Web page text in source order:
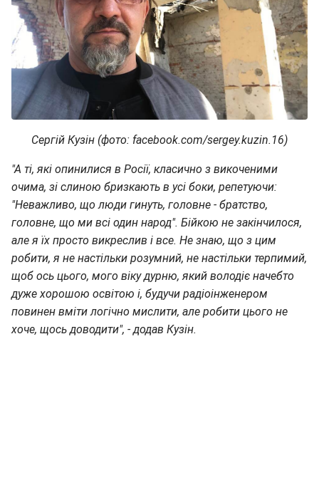
Сергій Кузін (фото: facebook.com/sergey.kuzin.16)
"А ті, які опинилися в Росії, класично з викоченими
очима, зі слиною бризкають в усі боки, репетуючи:
"Неважливо, що люди гинуть, головне - братство,
головне, що ми всі один народ". Бійкою не закінчилося,
але я їх просто викреслив і все. Не знаю, що з цим
робити, я не настільки розумний, не настільки терпимий,
щоб ось цього, мого віку дурню, який володіє начебто
дуже хорошою освітою і, будучи радіоінженером
повинен вміти логічно мислити, але робити цього не
хоче, щось доводити", - додав Кузін.